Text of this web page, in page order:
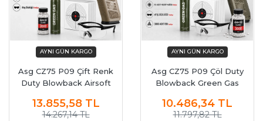
Asg CZ75 P09 Çift Renk
Duty Blowback Airsoft
13.855,58 TL
14.267,14 TL
Asg CZ75 P09 Çöl Duty
Blowback Green Gas
10.486,34 TL
11.797,82 TL